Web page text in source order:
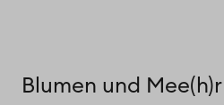
Blumen und Mee(h)r